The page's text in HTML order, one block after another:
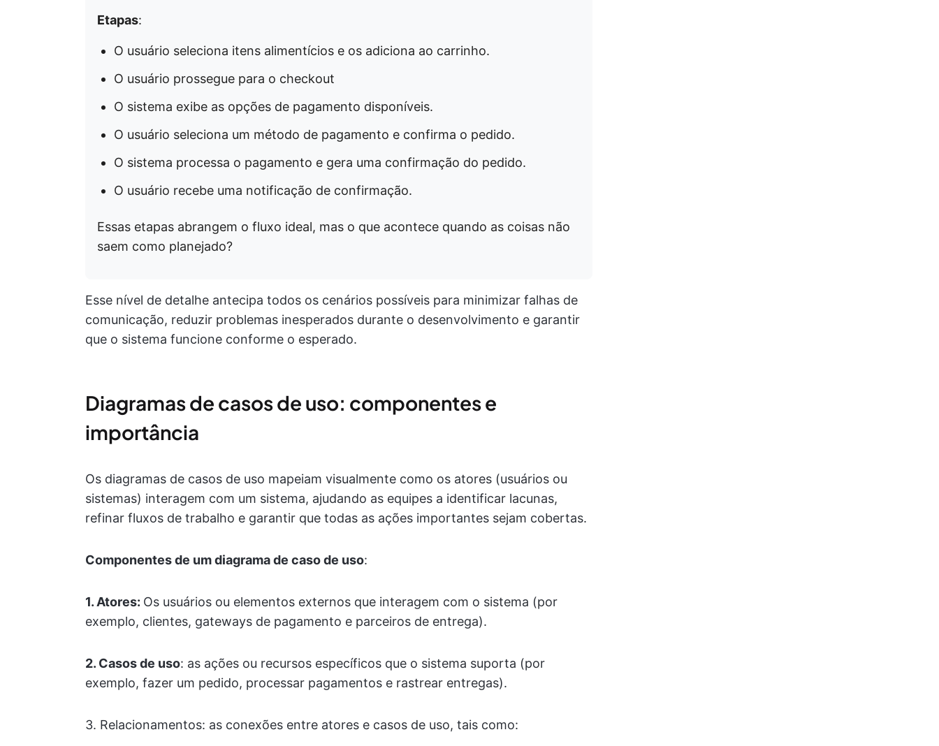
Etapas:
O usuário seleciona itens alimentícios e os adiciona ao carrinho.
O usuário prossegue para o checkout
O sistema exibe as opções de pagamento disponíveis.
O usuário seleciona um método de pagamento e confirma o pedido.
O sistema processa o pagamento e gera uma confirmação do pedido.
O usuário recebe uma notificação de confirmação.
Essas etapas abrangem o fluxo ideal, mas o que acontece quando as coisas não
saem como planejado?
Esse nível de detalhe antecipa todos os cenários possíveis para minimizar falhas de
comunicação, reduzir problemas inesperados durante o desenvolvimento e garantir
que o sistema funcione conforme o esperado.
Diagramas de casos de uso: componentes e
importância
Os diagramas de casos de uso mapeiam visualmente como os atores (usuários ou
sistemas) interagem com um sistema, ajudando as equipes a identificar lacunas,
refinar fluxos de trabalho e garantir que todas as ações importantes sejam cobertas.
Componentes de um diagrama de caso de uso:
1. Atores: Os usuários ou elementos externos que interagem com o sistema (por
exemplo, clientes, gateways de pagamento e parceiros de entrega).
2. Casos de uso: as ações ou recursos específicos que o sistema suporta (por
exemplo, fazer um pedido, processar pagamentos e rastrear entregas).
3. Relacionamentos: as conexões entre atores e casos de uso, tais como: